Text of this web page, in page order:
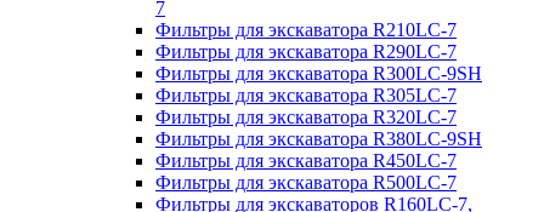
7
Фильтры для экскаватора R210LC-7
Фильтры для экскаватора R290LC-7
Фильтры для экскаватора R300LC-9SH
Фильтры для экскаватора R305LC-7
Фильтры для экскаватора R320LC-7
Фильтры для экскаватора R380LC-9SH
Фильтры для экскаватора R450LC-7
Фильтры для экскаватора R500LC-7
Фильтры для экскаваторов R160LC-7,